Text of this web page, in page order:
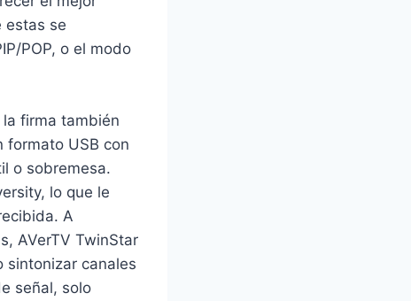
estas se
POP, o el modo
firma también
formato USB con
o sobremesa.
lo que le
A
AVerTV TwinStar
sintonizar canales
señal, solo